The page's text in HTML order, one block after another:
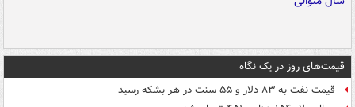
قیمت‌های روز در یک نگاه
قیمت نفت به ۸۳ دلار و ۵۵ سنت در هر بشکه رسید